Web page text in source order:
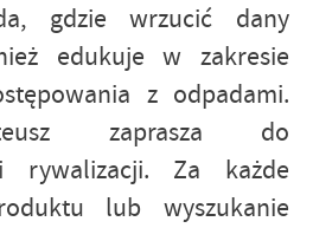
gdzie wrzucić dany
edukuje w zakresie
z odpadami.
zaprasza do
i rywalizacji. Za każde
lub wyszukanie